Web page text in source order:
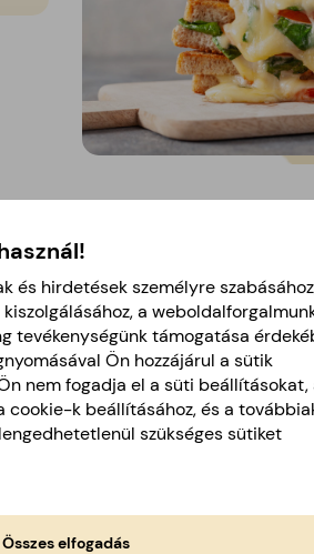
spatula aljával kissé lenyomjuk.
lesz, a sajt pedig
és hirdetések személyre
a
tevékenységünk támogatása
Ön hozzájárul a sütik
nem fogadja el a süti beállításokat,
cookie-k beállításához, és a
szükséges sütiket
Összes elfogadás